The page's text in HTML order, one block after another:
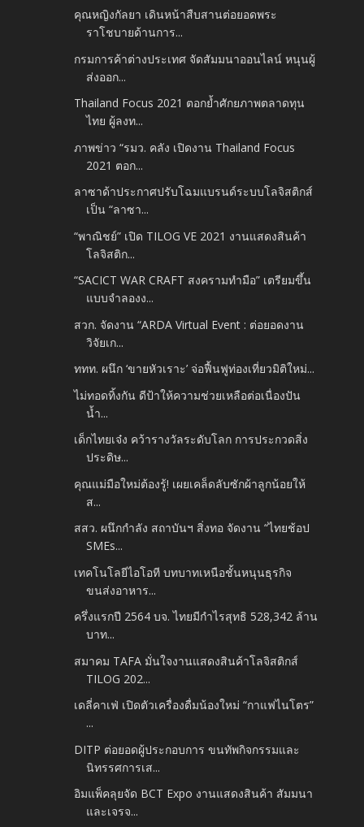
คุณหญิงกัลยา เดินหน้าสืบสานต่อยอดพระ
ราโชบายด้านการ...
กรมการค้าต่างประเทศ จัดสัมมนาออนไลน์ หนุนผู้
ส่งออก...
Thailand Focus 2021 ตอกย้ำศักยภาพตลาดทุน
ไทย ผู้ลงท...
ภาพข่าว “รมว. คลัง เปิดงาน Thailand Focus
2021 ตอก...
ลาซาด้าประกาศปรับโฉมแบรนด์ระบบโลจิสติกส์
เป็น “ลาซา...
“พาณิชย์” เปิด TILOG VE 2021 งานแสดงสินค้า
โลจิสติก...
“SACICT WAR CRAFT สงครามทำมือ” เตรียมขึ้น
แบบจำลองง...
สวก. จัดงาน “ARDA Virtual Event : ต่อยอดงาน
วิจัยเก...
ททท. ผนึก ‘ขายหัวเราะ’ จ่อฟื้นฟูท่องเที่ยวมิติใหม่...
ไม่ทอดทิ้งกัน ดีป้าให้ความช่วยเหลือต่อเนื่องปัน
น้ำ...
เด็กไทยเจ๋ง คว้ารางวัลระดับโลก การประกวดสิ่ง
ประดิษ...
คุณแม่มือใหม่ต้องรู้! เผยเคล็ดลับซักผ้าลูกน้อยให้
ส...
สสว. ผนึกกำลัง สถาบันฯ สิ่งทอ จัดงาน “ไทยช้อป
SMEs...
เทคโนโลยีไอโอที บทบาทเหนือชั้นหนุนธุรกิจ
ขนส่งอาหาร...
ครึ่งแรกปี 2564 บจ. ไทยมีกำไรสุทธิ 528,342 ล้าน
บาท...
สมาคม TAFA มั่นใจงานแสดงสินค้าโลจิสติกส์
TILOG 202...
เดลี่คาเฟ่ เปิดตัวเครื่องดื่มน้องใหม่ “กาแฟไนโตร”
...
DITP ต่อยอดผู้ประกอบการ ขนทัพกิจกรรมและ
นิทรรศการเส...
อิมแพ็คลุยจัด BCT Expo งานแสดงสินค้า สัมมนา
และเจรจ...